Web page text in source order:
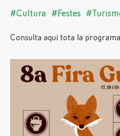
#Cultura #Festes
Consulta aquí tota la